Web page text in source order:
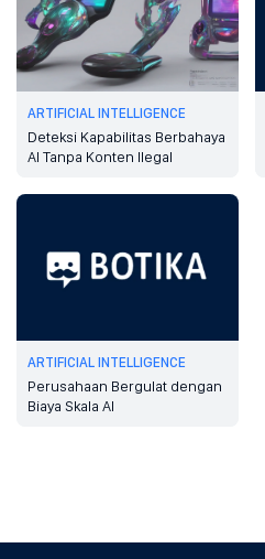
ARTIFICIAL INTELLIGENCE
Deteksi Kapabilitas Berbahaya
AI Tanpa Konten Ilegal
ARTIFICIAL INTELLIGENCE
Perusahaan Bergulat dengan
Biaya Skala AI